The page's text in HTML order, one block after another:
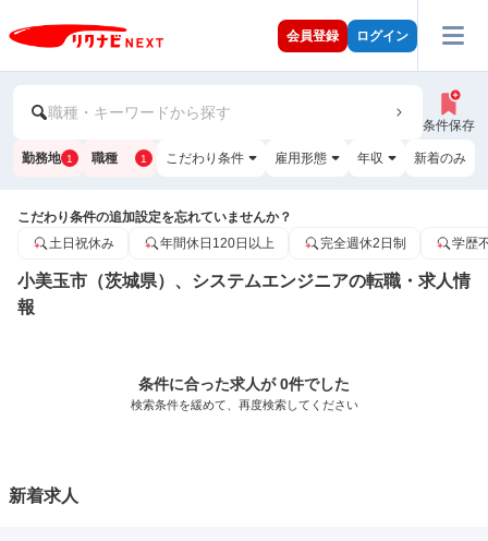
会員登録 ログイン
職種・キーワードから探す
条件保存
勤務地 1 職種 1 こだわり条件 雇用形態 年収 新着のみ
こだわり条件の追加設定を忘れていませんか？
土日祝休み
年間休日120日以上 完全週休2日制 学歴
小美玉市（茨城県）、システムエンジニアの転職・求人情
報
条件に合った求人が 0件でした
検索条件を緩めて、再度検索してください
新着求人